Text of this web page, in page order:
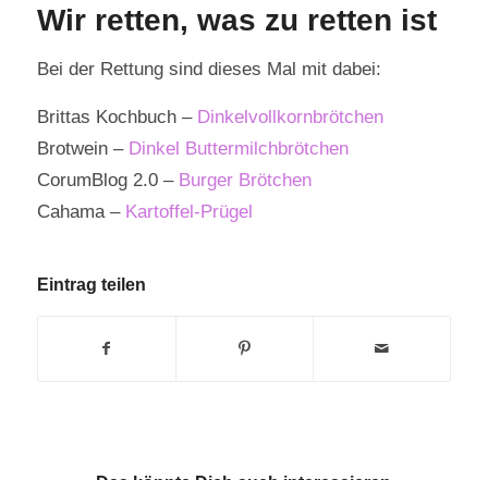
Wir retten, was zu retten ist
Bei der Rettung sind dieses Mal mit dabei:
Brittas Kochbuch – Dinkelvollkornbrötchen
Brotwein – Dinkel Buttermilchbrötchen
CorumBlog 2.0 – Burger Brötchen
Cahama – Kartoffel-Prügel
Eintrag teilen